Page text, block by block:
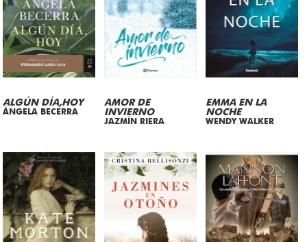
ALGÚN DÍA,HOY
ÁNGELA BECERRA
AMOR DE
INVIERNO
JAZMÍN RIERA
EMMA EN LA
NOCHE
WENDY WALKER